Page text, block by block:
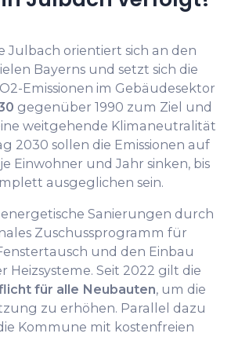
Julbach orientiert sich an den
Bayerns und setzt sich die
Emissionen im Gebäudesektor
gegenüber 1990 zum Ziel und
weitgehende Klimaneutralität
2030 sollen die Emissionen auf
Einwohner und Jahr sinken, bis
ausgeglichen sein.
Sanierungen durch
Zuschussprogramm für
und den Einbau
Heizsysteme. Seit 2022 gilt die
für alle Neubauten, um die
zu erhöhen. Parallel dazu
Kommune mit kostenfreien